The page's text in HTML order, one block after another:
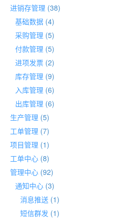
进销存管理 (38)
基础数据 (4)
采购管理 (5)
付款管理 (5)
进项发票 (2)
库存管理 (9)
入库管理 (6)
出库管理 (6)
生产管理 (5)
工单管理 (7)
项目管理 (1)
工单中心 (8)
管理中心 (92)
通知中心 (3)
消息推送 (1)
短信群发 (1)